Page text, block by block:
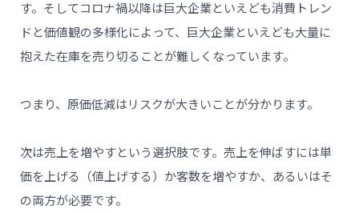
す。そしてコロナ禍以降は巨大企業といえども消費トレン
ドと価値観の多様化によって、巨大企業といえども大量に
抱えた在庫を売り切ることが難しくなっています。
つまり、原価低減はリスクが大きいことが分かります。
次は売上を増やすという選択肢です。売上を伸ばすには単
価を上げる（値上げする）か客数を増やすか、あるいはそ
の両方が必要です。